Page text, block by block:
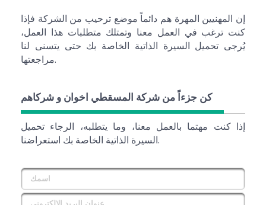
إن المهنيين المهرة هم دائماً موضع ترحيب من الشركة فإذا
كنت ترغب في العمل معنا وتمتلك متطلبات هذا العمل،
يُرجى تحميل السيرة الذاتية الخاصة بك حتى يتسنى لنا
مراجعتها.
كن جزءاً من شركة المسقطي اخوان و شركاهم
إذا كنت مهتما بالعمل معنا، وما يتطلبه، الرجاء تحميل
السيرة الذاتية الخاصة بك استعراضنا.